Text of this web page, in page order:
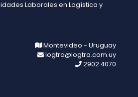
Laborales en Logística y
Montevideo - Uruguay
logtra@logtra.com.uy
2902 4070